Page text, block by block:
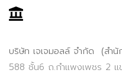
บริษัท เจเจมอลล์ จำกัด (สำนั
588 ชั้น6 ถ.กำแพงเพชร 2